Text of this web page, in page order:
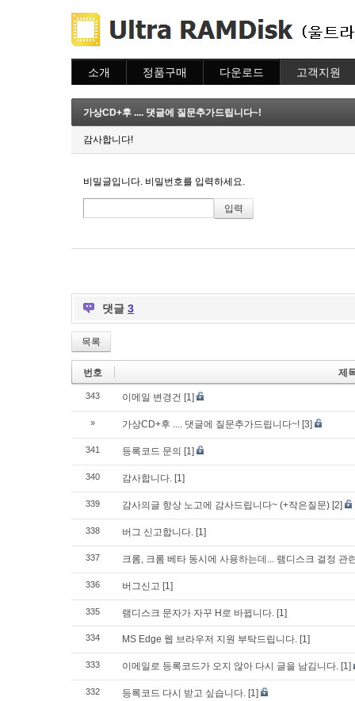
소개 정품구매
주문조회
이용안내
다운로드 고객지원
질문하기
가상CD+후 .... 댓글에 질문추가드립니다~!
감사합니다!
비밀글입니다. 비밀번호를 입력하세요.
댓글 3
목록
번호 제
343 이메일 변경건 [1]
» 가상CD+후 .... 댓글에 질문추가드립니다~! [3]
341 등록코드 문의 [1]
340 감사합니다. [1]
339 감사의글 항상 노고에 감사드립니다~ (+작은질문) [2]
338 버그 신고합니다. [1]
337 크롬, 크롬 베타 동시에 사용하는데... 램디스크 걸정 관
336 버그신고 [1]
335 램디스크 문자가 자꾸 H로 바뀝니다. [1]
334 MS Edge 웹 브라우저 지원 부탁드립니다. [1]
333 이메일로 등록코드가 오지 않아 다시 글을 남김니다. [1]
332 등록코드 다시 받고 싶습니다. [1]